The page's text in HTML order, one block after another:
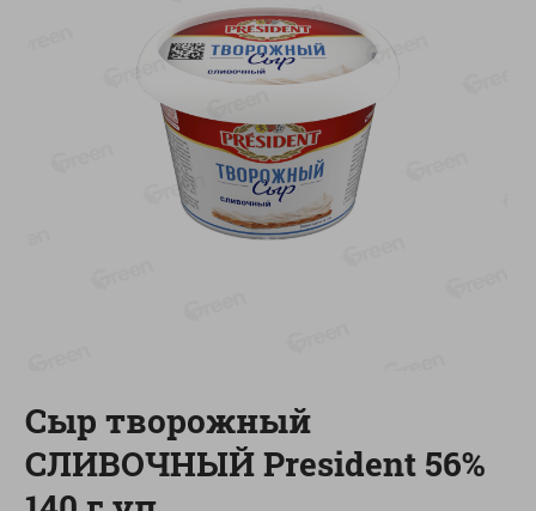
руб./шт
Масло Топленое ГХИ
Местное Известное 99%
6.89
5.99
Яйца перепелиные
копченые Молодецкие
Местное известное 20 шт
упак Солигорска п/ф
20шт в уп
Каталог товаров
Сыр творожный
СЛИВОЧНЫЙ President 56%